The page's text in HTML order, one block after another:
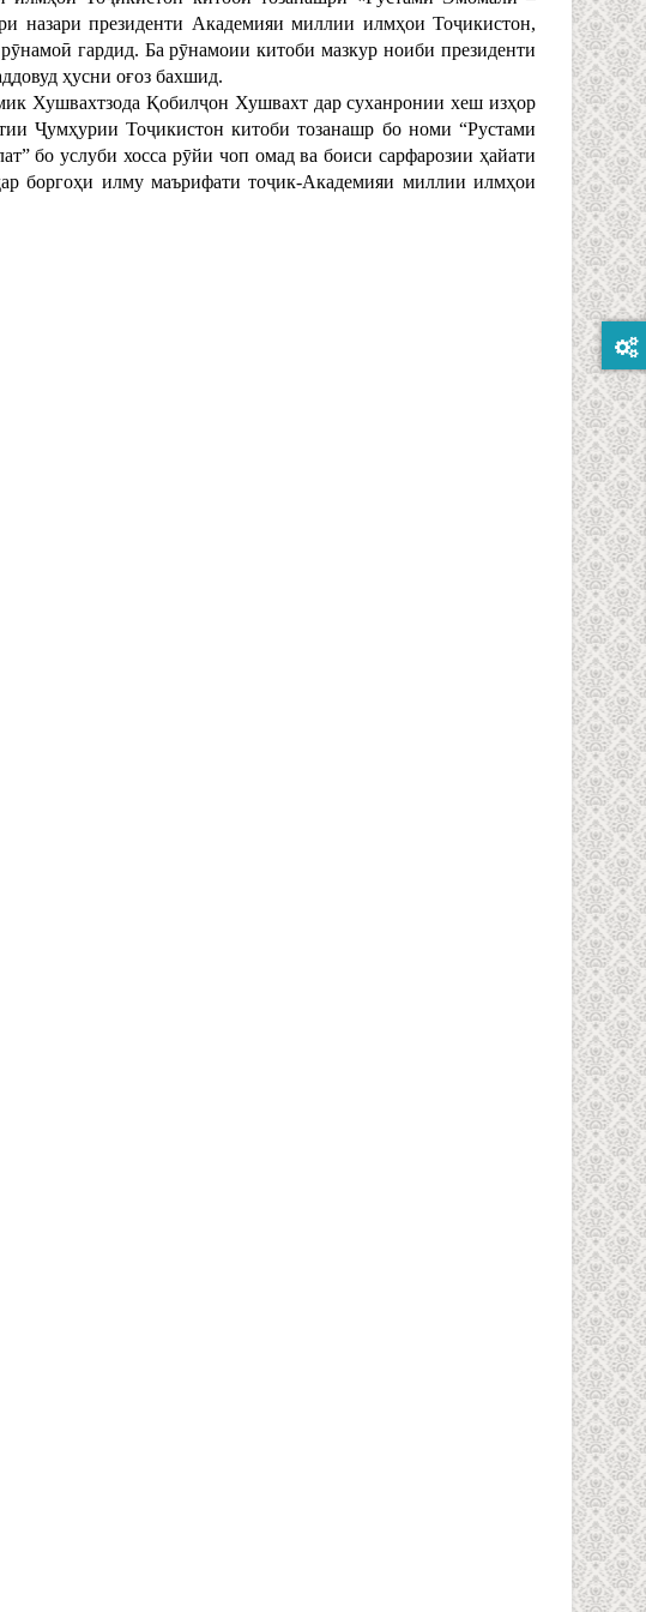
назари президенти Академияи миллии илмҳои Тоҷикистон,
гардид. Ба рӯнамоии китоби мазкур ноиби президенти
ҳусни оғоз бахшид.
Хушвахтзода Қобилҷон Хушвахт дар суханронии хеш изҳор
Ҷумҳурии Тоҷикистон китоби тозанашр бо номи “Рустами
бо услуби хосса рӯйи чоп омад ва боиси сарфарозии ҳайати
боргоҳи илму маърифати тоҷик-Академияи миллии илмҳои